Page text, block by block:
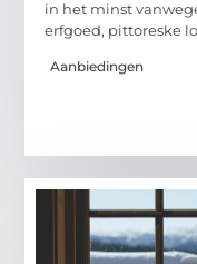
in het minst
erfgoed, pittoreske
Aanbiedingen